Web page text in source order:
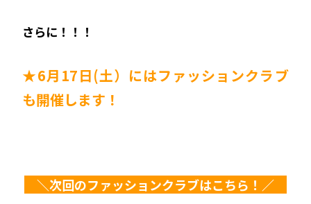
さらに！！！
★6月17日(土）にはファッションクラブ
も開催します！
＼次回のファッションクラブはこちら！／